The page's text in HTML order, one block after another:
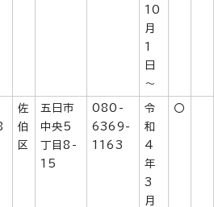
10
月
1
日
～
佐
伯
区
五日市
中央5
丁目8-
15
080-
6369-
1163
令
和
4
年
3
月
〇